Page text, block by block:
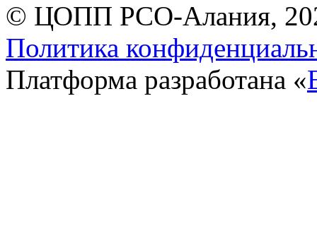
© ЦОПП РСО-Алания,
Политика
Платформа разработана «